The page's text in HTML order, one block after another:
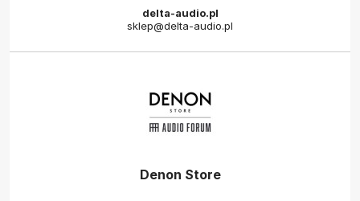
delta-audio.pl
sklep@delta-audio.pl
Denon Store